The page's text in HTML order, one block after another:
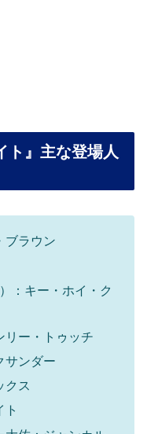
ト』主な登場人
ブラウン
：キー・ホイ・ク
リー・トゥッチ
サンダー
クス
ト